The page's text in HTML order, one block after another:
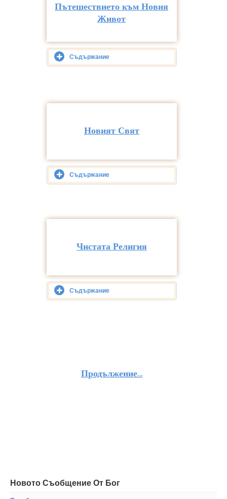
Пътешествието към Новия
Живот
Съдържание
Новият Свят
Съдържание
Чистата Религия
Съдържание
Продължение…
Новото Съобщение От Бог